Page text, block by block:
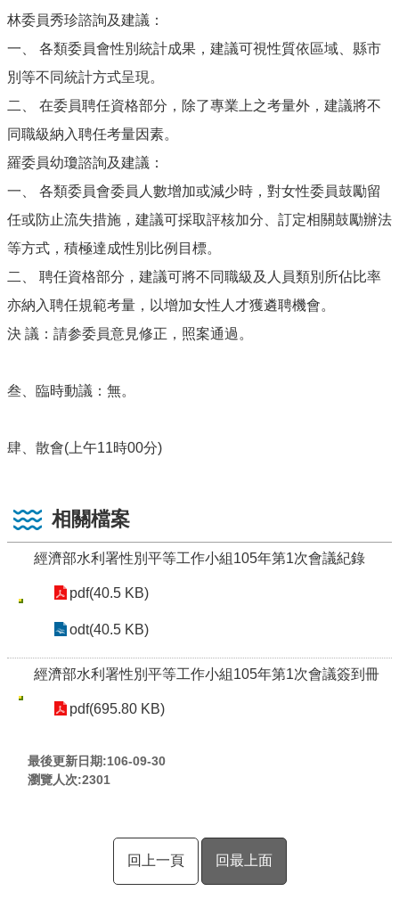
林委員秀珍諮詢及建議：
一、 各類委員會性別統計成果，建議可視性質依區域、縣市
別等不同統計方式呈現。
二、 在委員聘任資格部分，除了專業上之考量外，建議將不
同職級納入聘任考量因素。
羅委員幼瓊諮詢及建議：
一、 各類委員會委員人數增加或減少時，對女性委員鼓勵留
任或防止流失措施，建議可採取評核加分、訂定相關鼓勵辦法
等方式，積極達成性別比例目標。
二、 聘任資格部分，建議可將不同職級及人員類別所佔比率
亦納入聘任規範考量，以增加女性人才獲遴聘機會。
決 議：請参委員意見修正，照案通過。
叁、臨時動議：無。
肆、散會(上午11時00分)
相關檔案
經濟部水利署性別平等工作小組105年第1次會議紀錄
pdf(40.5 KB)
odt(40.5 KB)
經濟部水利署性別平等工作小組105年第1次會議簽到冊
pdf(695.80 KB)
最後更新日期:106-09-30
瀏覽人次:2301
回上一頁 回最上面